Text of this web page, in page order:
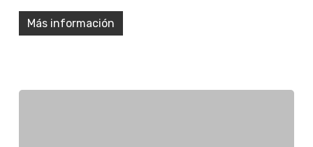
Más información